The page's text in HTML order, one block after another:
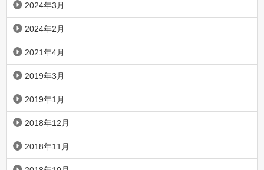
2024年3月
2024年2月
2021年4月
2019年3月
2019年1月
2018年12月
2018年11月